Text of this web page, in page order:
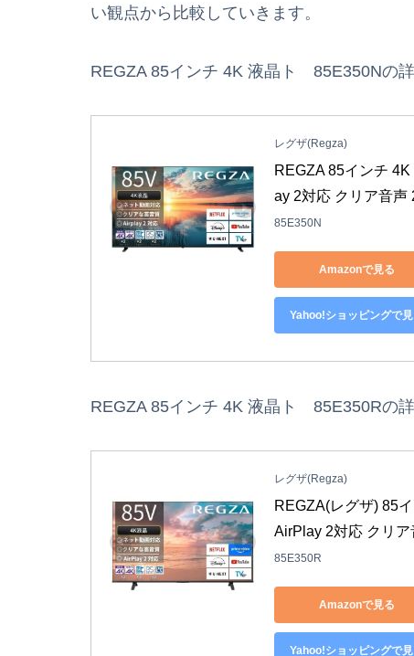
い観点から比較していきます。
REGZA 85インチ 4K 液晶ト 85E350Nの
レグザ(Regza)
REGZA 85インチ
ay 2対応 クリア音声
85E350N
Amazonで見る
Yahoo!ショッピングで
REGZA 85インチ 4K 液晶ト 85E350Rの
レグザ(Regza)
REGZA(レグザ) 85
AirPlay 2対応 クリ
85E350R
Amazonで見る
Yahoo!ショッピングで